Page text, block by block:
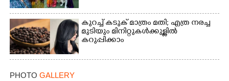
കുറച്ച് കടുക് മാത്രം മതി; എത്ര നരച്ച
മുടിയും മിനിറ്റുകൾക്കുള്ളിൽ
കറുപ്പിക്കാം
PHOTO GALLERY